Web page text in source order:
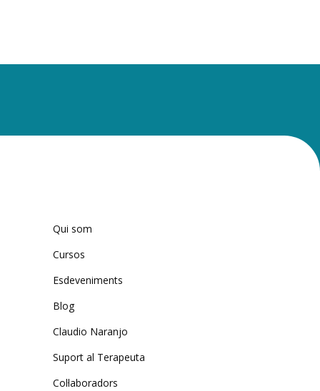
Qui som
Cursos
Esdeveniments
Blog
Claudio Naranjo
Suport al Terapeuta
Col·laboradors